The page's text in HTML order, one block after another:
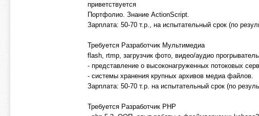
приветствуется
Портфолио. Знание ActionScript.
Зарплата: 50-70 т.р., на испытательный срок (по
Требуется Разработчик Мультимедиа
flash, rtmp, загрузчик фото, видео/аудио
- представление о высоконагруженных потоковых
- системы хранения крупных архивов медиа файлов.
Зарплата: 50-70 т.р. на испытательный срок (по
Требуется Разработчик PHP